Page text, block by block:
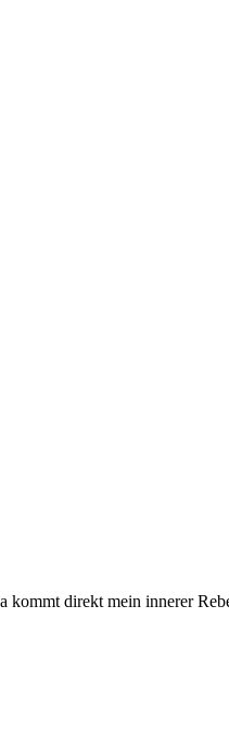
kommt direkt mein innerer